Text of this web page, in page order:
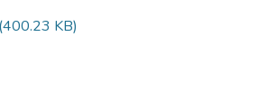
(400.23 KB)